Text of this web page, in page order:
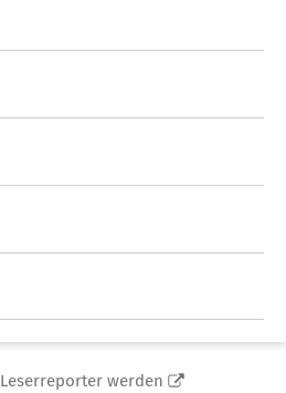
Leserreporter werden